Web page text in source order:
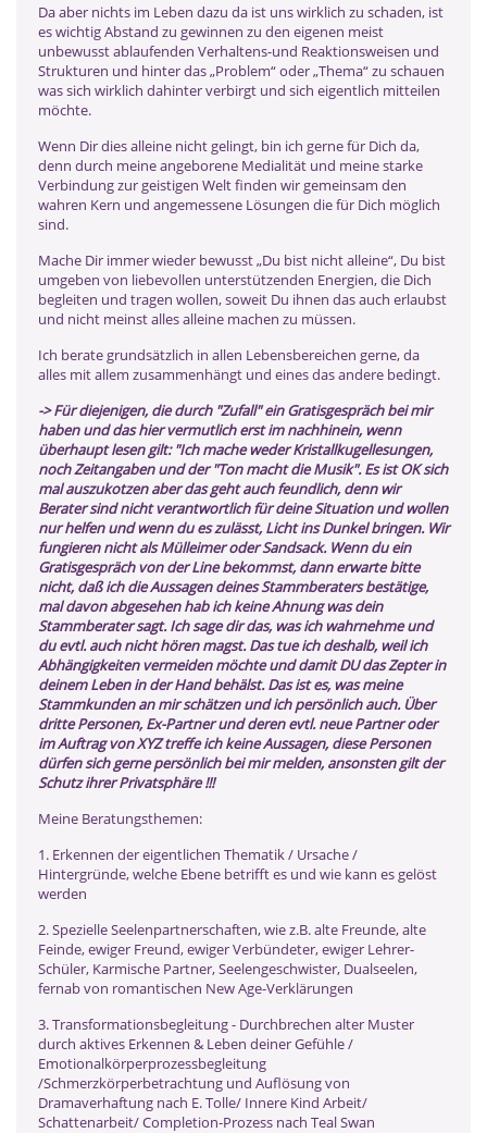
Da aber nichts im Leben dazu da ist uns wirklich zu schaden, ist
es wichtig Abstand zu gewinnen zu den eigenen meist
unbewusst ablaufenden Verhaltens-und Reaktionsweisen und
Strukturen und hinter das „Problem“ oder „Thema“ zu schauen
was sich wirklich dahinter verbirgt und sich eigentlich mitteilen
möchte.
Wenn Dir dies alleine nicht gelingt, bin ich gerne für Dich da,
denn durch meine angeborene Medialität und meine starke
Verbindung zur geistigen Welt finden wir gemeinsam den
wahren Kern und angemessene Lösungen die für Dich möglich
sind.
Mache Dir immer wieder bewusst „Du bist nicht alleine“, Du bist
umgeben von liebevollen unterstützenden Energien, die Dich
begleiten und tragen wollen, soweit Du ihnen das auch erlaubst
und nicht meinst alles alleine machen zu müssen.
Ich berate grundsätzlich in allen Lebensbereichen gerne, da
alles mit allem zusammenhängt und eines das andere bedingt.
-> Für diejenigen, die durch "Zufall" ein Gratisgespräch bei mir
haben und das hier vermutlich erst im nachhinein, wenn
überhaupt lesen gilt: "Ich mache weder Kristallkugellesungen,
noch Zeitangaben und der "Ton macht die Musik". Es ist OK sich
mal auszukotzen aber das geht auch feundlich, denn wir
Berater sind nicht verantwortlich für deine Situation und wollen
nur helfen und wenn du es zulässt, Licht ins Dunkel bringen. Wir
fungieren nicht als Mülleimer oder Sandsack. Wenn du ein
Gratisgespräch von der Line bekommst, dann erwarte bitte
nicht, daß ich die Aussagen deines Stammberaters bestätige,
mal davon abgesehen hab ich keine Ahnung was dein
Stammberater sagt. Ich sage dir das, was ich wahrnehme und
du evtl. auch nicht hören magst. Das tue ich deshalb, weil ich
Abhängigkeiten vermeiden möchte und damit DU das Zepter in
deinem Leben in der Hand behälst. Das ist es, was meine
Stammkunden an mir schätzen und ich persönlich auch. Über
dritte Personen, Ex-Partner und deren evtl. neue Partner oder
im Auftrag von XYZ treffe ich keine Aussagen, diese Personen
dürfen sich gerne persönlich bei mir melden, ansonsten gilt der
Schutz ihrer Privatsphäre !!!
Meine Beratungsthemen:
1. Erkennen der eigentlichen Thematik / Ursache /
Hintergründe, welche Ebene betrifft es und wie kann es gelöst
werden
2. Spezielle Seelenpartnerschaften, wie z.B. alte Freunde, alte
Feinde, ewiger Freund, ewiger Verbündeter, ewiger Lehrer-
Schüler, Karmische Partner, Seelengeschwister, Dualseelen,
fernab von romantischen New Age-Verklärungen
3. Transformationsbegleitung - Durchbrechen alter Muster
durch aktives Erkennen & Leben deiner Gefühle /
Emotionalkörperprozessbegleitung
/Schmerzkörperbetrachtung und Auflösung von
Dramaverhaftung nach E. Tolle/ Innere Kind Arbeit/
Schattenarbeit/ Completion-Prozess nach Teal Swan